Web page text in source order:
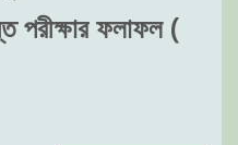
পরীক্ষার ফলাফল (